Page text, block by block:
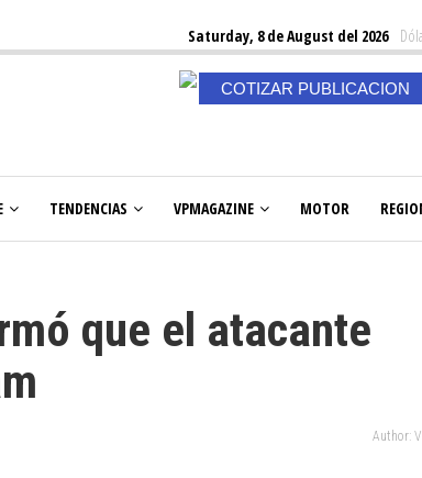
Saturday, 8 de August del 2026
COTIZAR PUBLICACION
TENDENCIAS VPMAGAZINE MOTOR
que el atacante
Author: